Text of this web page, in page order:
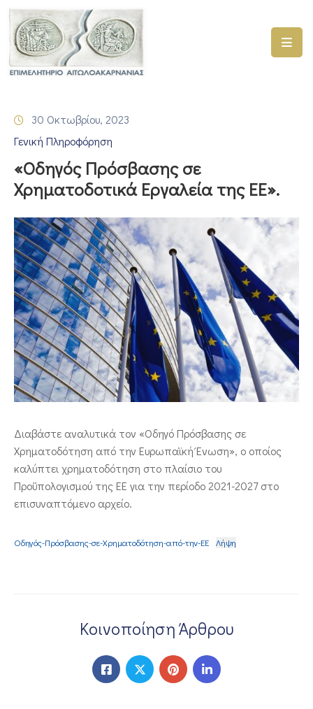
ΑΡΧΙΚΗ
ΓΕΜΗ
–
ΠΡΟΓΡΑΜΜΑΤΑ
ΣΥΜΜΕΤΟΧΗ
ΣΕ
ΕΤΑΙΡΕΙΕΣ
ΕΠΙΚΑΙΡΟΤΗΤΑ
ΕΠΙΚΟΙΝΩΝΙΑ
30 Οκτωβρίου, 2023
Γενική Πληροφόρηση
«Οδηγός Πρόσβασης σε
Χρηματοδοτικά Εργαλεία της ΕΕ».
Διαβάστε αναλυτικά τον «Οδηγό Πρόσβασης σε
Χρηματοδότηση από την Ευρωπαϊκή Ένωση», ο οποίος
καλύπτει χρηματοδότηση στο πλαίσιο του
Προϋπολογισμού της ΕΕ για την περίοδο 2021-2027 στο
επισυναπτόμενο αρχείο.
Οδηγός-Πρόσβασης-σε-Χρηματοδότηση-από-την-ΕΕ Λήψη
Κοινοποίηση Άρθρου